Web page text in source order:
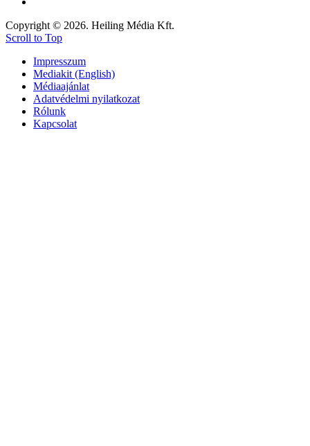
Copyright © 2026. Heiling Média Kft.
Scroll to Top
Impresszum
Mediakit (English)
Médiaajánlat
Adatvédelmi nyilatkozat
Rólunk
Kapcsolat